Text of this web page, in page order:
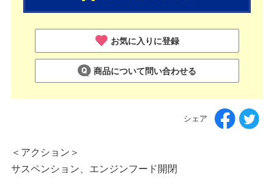
お気に入りに登録
商品について問い合わせる
シェア
＜アクション＞
サスペンション、エンジンフード開閉